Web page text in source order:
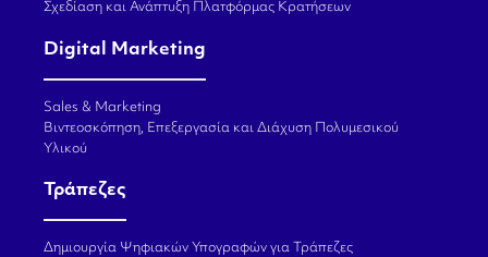
Σχεδίαση και Ανάπτυξη Πλατφόρμας Κρατήσεων
Digital Marketing
Sales & Marketing
Βιντεοσκόπηση, Επεξεργασία και Διάχυση Πολυμεσικού
Υλικού
Τράπεζες
Δημιουργία Ψηφιακών Υπογραφών για Τράπεζες